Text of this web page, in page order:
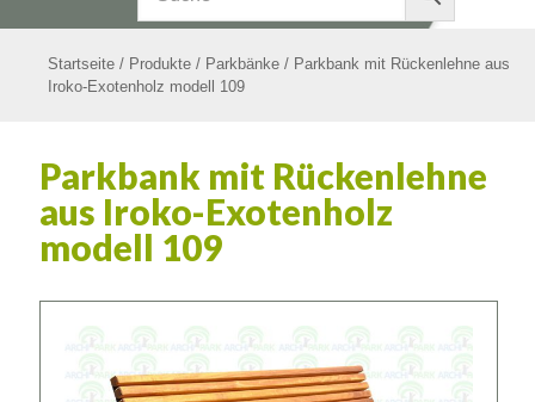
Startseite / Produkte / Parkbänke / Parkbank mit Rückenlehne aus
Iroko-Exotenholz modell 109
Parkbank mit Rückenlehne
aus Iroko-Exotenholz
modell 109